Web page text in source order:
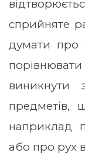
сприйняте
думати про
виникнути
предметів,
наприклад
або про рух